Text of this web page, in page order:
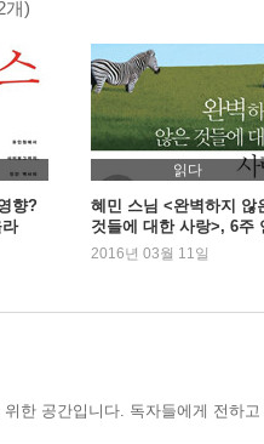
개)
향?
읽다
혜민 스님 <완벽하지 않
것들에 대한 사랑>, 6주
속 1위
2016년 03월 11일
한 공간입니다. 독자들에게 전하